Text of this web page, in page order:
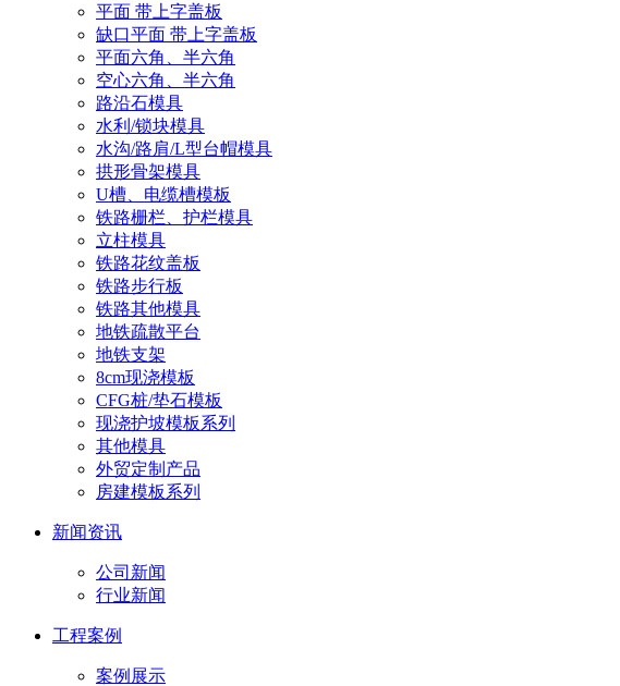
平面 带上字盖板
缺口平面 带上字盖板
平面六角、半六角
空心六角、半六角
路沿石模具
水利/锁块模具
水沟/路肩/L型台帽模具
拱形骨架模具
U槽、电缆槽模板
铁路栅栏、护栏模具
立柱模具
铁路花纹盖板
铁路步行板
铁路其他模具
地铁疏散平台
地铁支架
8cm现浇模板
CFG桩/垫石模板
现浇护坡模板系列
其他模具
外贸定制产品
房建模板系列
新闻资讯
公司新闻
行业新闻
工程案例
案例展示